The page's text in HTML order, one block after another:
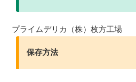
プライムデリカ（株）枚方工場
保存方法